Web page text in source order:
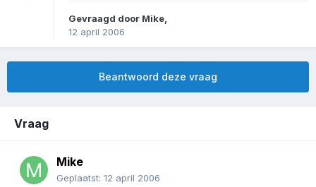
Gevraagd door Mike
12 april 2006
Beantwoord deze vraag
Vraag
Mike
Geplaatst: 12 april 2006